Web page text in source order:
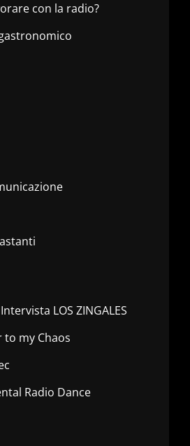
con la radio?
LOS ZINGALES
to my Chaos
Radio Dance